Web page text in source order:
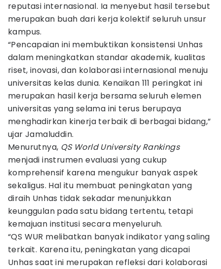
reputasi internasional. Ia menyebut hasil tersebut
merupakan buah dari kerja kolektif seluruh unsur
kampus.
“Pencapaian ini membuktikan konsistensi Unhas
dalam meningkatkan standar akademik, kualitas
riset, inovasi, dan kolaborasi internasional menuju
universitas kelas dunia. Kenaikan 111 peringkat ini
merupakan hasil kerja bersama seluruh elemen
universitas yang selama ini terus berupaya
menghadirkan kinerja terbaik di berbagai bidang,”
ujar Jamaluddin.
Menurutnya, QS World University Rankings
menjadi instrumen evaluasi yang cukup
komprehensif karena mengukur banyak aspek
sekaligus. Hal itu membuat peningkatan yang
diraih Unhas tidak sekadar menunjukkan
keunggulan pada satu bidang tertentu, tetapi
kemajuan institusi secara menyeluruh.
“QS WUR melibatkan banyak indikator yang saling
terkait. Karena itu, peningkatan yang dicapai
Unhas saat ini merupakan refleksi dari kolaborasi